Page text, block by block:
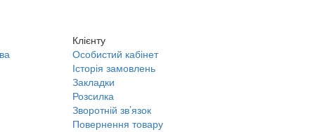
Клієнту
Особистий кабінет
Історія замовлень
Закладки
Розсилка
Зворотній зв’язок
Повернення товару